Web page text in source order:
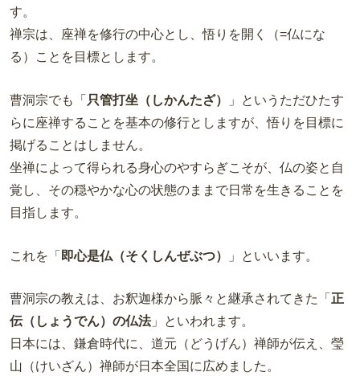
す。
禅宗は、座禅を修行の中心とし、悟りを開く（=仏にな
る）ことを目標とします。
曹洞宗でも「 只管打坐（しかんたざ）
」というただひたす
らに座禅することを基本の修行としますが、悟りを目標に
掲げることはしません。
坐禅によって得られる身心のやすらぎこそが、仏の姿と自
覚し、その穏やかな心の状態のままで日常を生きることを
目指します。
これを「 即心是仏（そくしんぜぶつ） 」といいます。
曹洞宗の教えは、お釈迦様から脈々と継承されてきた「 正
伝（しょうでん）の仏法」といわれます。
日本には、鎌倉時代に、道元（どうげん）禅師が伝え、瑩
山（けいざん）禅師が日本全国に広めました。